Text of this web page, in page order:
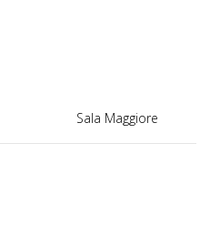
Sala Maggiore